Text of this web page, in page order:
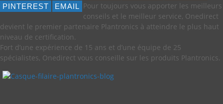
PINTEREST
EMAIL Pour toujours vous apporter les meilleurs
conseils et le meilleur service, Onedirect
devient le premier partenaire Plantronics à atteindre le plus haut
niveau de certification.
Fort d’une expérience de 15 ans et d’une équipe de 25
spécialistes, Onedirect vous conseille sur les produits Plantronics.